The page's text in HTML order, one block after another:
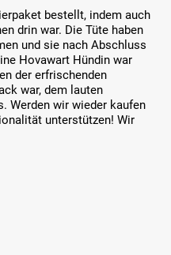
bestellt, indem auch
drin war. Die Tüte haben
und sie nach Abschluss
Hovawart Hündin war
der erfrischenden
war, dem lauten
Werden wir wieder kaufen
unterstützen! Wir
5 étoiles